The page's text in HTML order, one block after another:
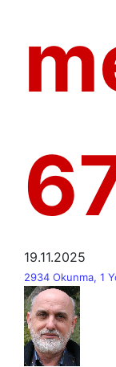
19.11.2025
2934 Okunma, 1